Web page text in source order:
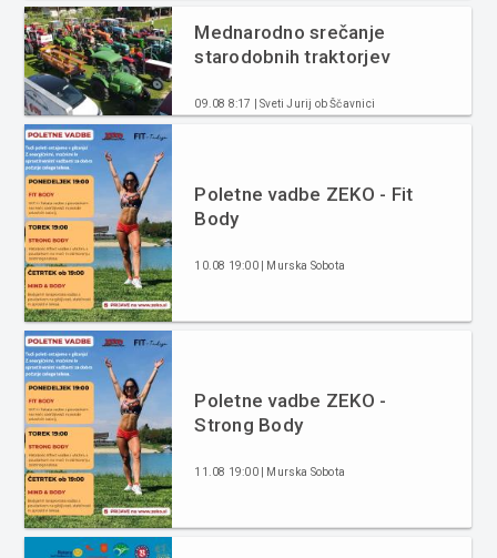
Mednarodno srečanje
starodobnih traktorjev
09.08 8:17 | Sveti Jurij ob Ščavnici
Poletne vadbe ZEKO - Fit
Body
10.08 19:00 | Murska Sobota
Poletne vadbe ZEKO -
Strong Body
11.08 19:00 | Murska Sobota